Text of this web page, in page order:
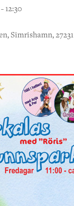
12:30
Simrishamn, 27231